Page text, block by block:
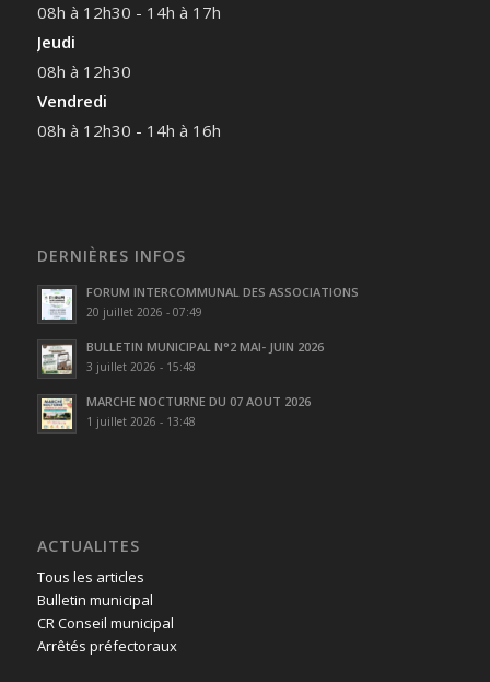
08h à 12h30 - 14h à 17h
Jeudi
08h à 12h30
Vendredi
08h à 12h30 - 14h à 16h
DERNIÈRES INFOS
FORUM INTERCOMMUNAL DES ASSOCIATIONS
20 juillet 2026 - 07:49
BULLETIN MUNICIPAL N°2 MAI- JUIN 2026
3 juillet 2026 - 15:48
MARCHE NOCTURNE DU 07 AOUT 2026
1 juillet 2026 - 13:48
ACTUALITES
Tous les articles
Bulletin municipal
CR Conseil municipal
Arrêtés préfectoraux